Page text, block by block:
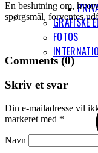
GRAFISKE
FOTOS
En beslutning om,
spørgsmål, forventes
Comments (0)
Skriv et svar
Din e-mailadresse vil
markeret med *
Navn